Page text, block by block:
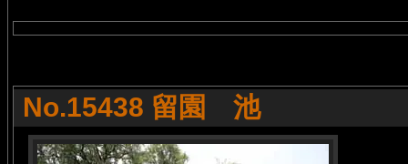
No.15438 留園 池